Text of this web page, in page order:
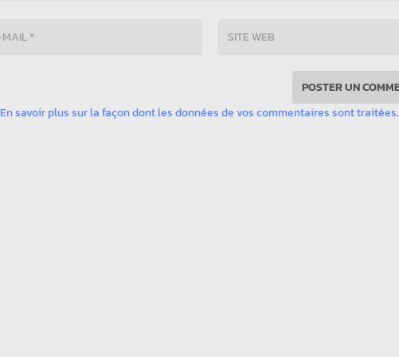
En savoir plus sur la façon dont les données de vos commentaires sont traitées.